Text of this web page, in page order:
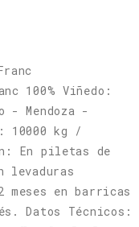
100% Viñedo:
- Mendoza -
10000 kg /
En piletas de
levaduras
meses en barricas
Datos Técnicos: